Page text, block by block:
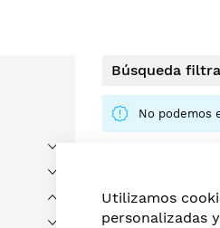
Utilizamos
personalizadas
Más
Búsqueda
No podemos